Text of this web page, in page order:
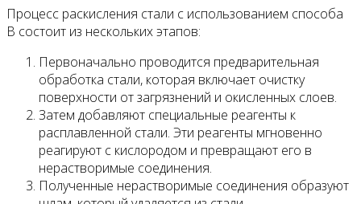
Процесс раскисления стали с использованием способа
B состоит из нескольких этапов:
Первоначально проводится предварительная
обработка стали, которая включает очистку
поверхности от загрязнений и окисленных слоев.
Затем добавляют специальные реагенты к
расплавленной стали. Эти реагенты мгновенно
реагируют с кислородом и превращают его в
нерастворимые соединения.
Полученные нерастворимые соединения образуют